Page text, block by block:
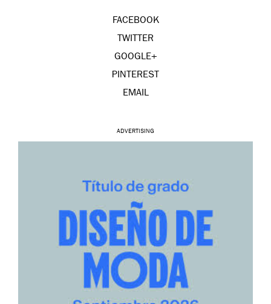
FACEBOOK
TWITTER
GOOGLE+
PINTEREST
EMAIL
ADVERTISING